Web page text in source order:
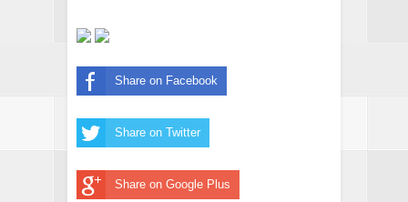
Share on Facebook
Share on Twitter
Share on Google Plus